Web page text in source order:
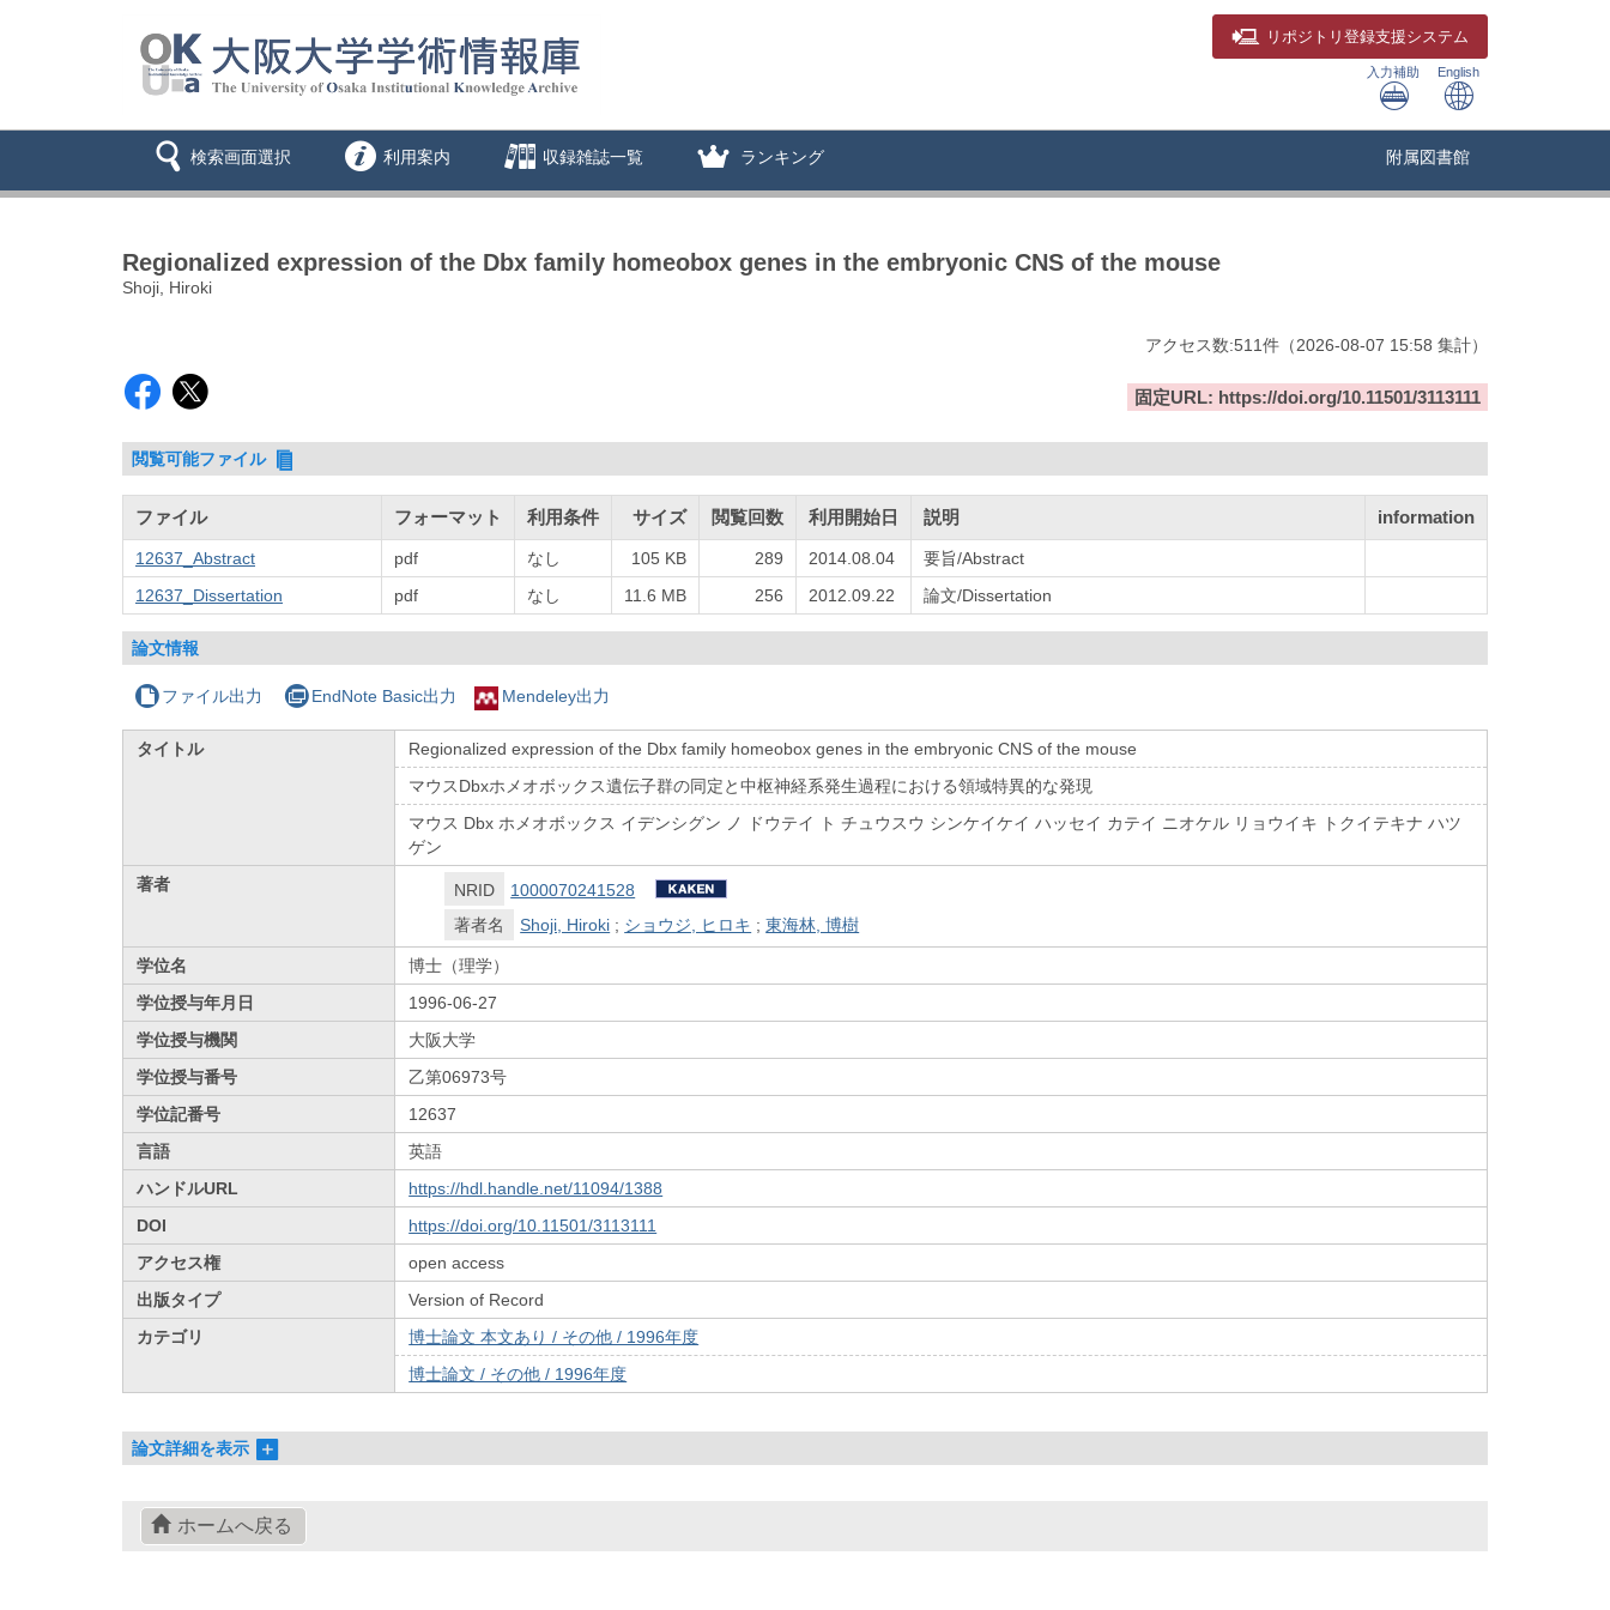
リポジトリ 登録支援システム
入力補助 English
検索画面選択 利用案内 収録雑誌一覧 ランキング 附属図書館
Regionalized expression of the Dbx family homeobox genes in the embryonic CNS of the mouse
Shoji, Hiroki
アクセス数:511件 （2026-08-07 15:58 集計）
固定URL: https://doi.org/10.11501/3113111
閲覧可能ファイル
ファイル フォーマット 利用条件 サイズ 閲覧回数 利用開始日 説明 information
12637_Abstract pdf なし 105 KB 289 2014.08.04
要旨/Abstract
12637_Dissertation
pdf なし 11.6 MB 256 2012.09.22 論文/Dissertation
論文情報
ファイル出力 EndNote Basic出力 Mendeley出力
タイトル
Regionalized expression of the Dbx family homeobox genes in the embryonic CNS of the mouse
マウスDbxホメオボックス遺伝子群の同定と中枢神経系発生過程における領域特異的な発現
マウス Dbx ホメオボックス イデンシグン ノ ドウテイ ト チュウスウ シンケイケイ ハッセイ カテイ ニオケル リョウイキ トクイテキナ ハツ
ゲン
著者
NRID
1000070241528
著者名
Shoji, Hiroki ; ショウジ, ヒロキ ;東海林, 博樹
学位名
博士（理学）
学位授与年月日
1996-06-27
学位授与機関
大阪大学
学位授与番号
乙第06973号
学位記番号
12637
言語
英語
ハンドルURL
https://hdl.handle.net/11094/1388
DOI
https://doi.org/10.11501/3113111
アクセス権
open access
出版タイプ
Version of Record
カテゴリ
博士論文 本文あり / その他 / 1996年度
博士論文 / その他 / 1996年度
論文詳細を表示
ホームへ戻る